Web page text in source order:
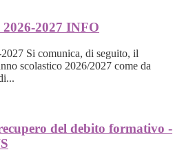
2027 INFO
Si comunica, di seguito, il
scolastico 2026/2027 come da
del debito formativo -